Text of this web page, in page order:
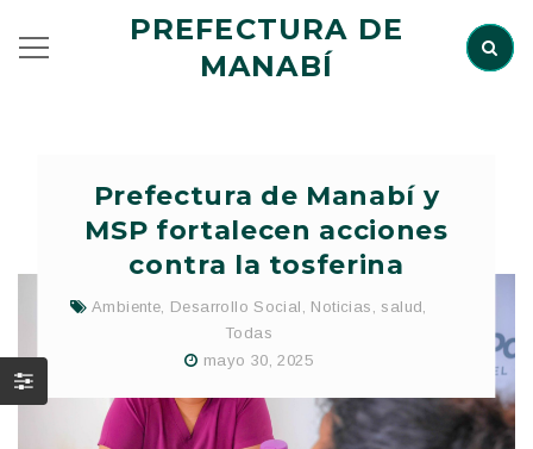
PREFECTURA DE
MANABÍ
Prefectura de Manabí y
MSP fortalecen acciones
contra la tosferina
Ambiente, Desarrollo Social , Noticias , salud,
Todas
mayo 30, 2025